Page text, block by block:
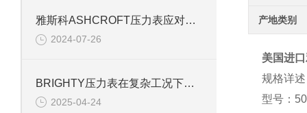
产地类别
美国进
规格详述
型号：
雅斯科ASHCROFT压力表应对恶劣环境的解决方案
2024-07-26
BRIGHTY压力表在复杂工况下的表现
2025-04-24